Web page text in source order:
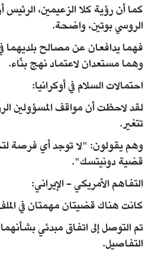
كما أن رؤية كلا الزعيمين،
الروسي بوتين، واضحة.
فهما يدافعان عن مصالح بلديهما
وهما مستعدان لاعتماد نهج بنّاء.
احتمالات السلام في أوكرانيا:
لقد لاحظت أن مواقف المسؤولين
تتغير.
وهم يقولون: "لا توجد أي فرصة
قضية دونيتسك".
التفاهم الأمريكي - الإيراني:
كانت هناك قضيتان مهمتان في
تم التوصل إلى اتفاق مبدئي
التفاصيل.